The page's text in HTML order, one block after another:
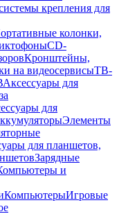
крепления для
колонки,
CD-
Кронштейны,
на видеосервисыТВ-
Аксессуары для
для
Элементы
для планшетов,
Зарядные
и
КомпьютерыИгровые